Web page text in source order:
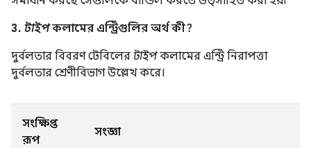
3. টাইপকলামের এন্ট্রিগুলির অর্থ কী?
দুর্বলতার বিবরণ টেবিলের টাইপকলামের এন্ট্রি নিরাপত্তা
দুর্বলতার শ্রেণীবিভাগ উল্লেখ করে।
সংক্ষিপ্ত
রূপ
সংজ্ঞা